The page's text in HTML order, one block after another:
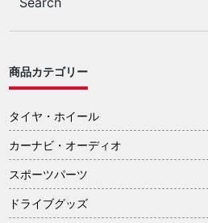
商品カテゴリー
タイヤ・ホイール
カーナビ・オーディオ
スポーツパーツ
ドライブグッズ